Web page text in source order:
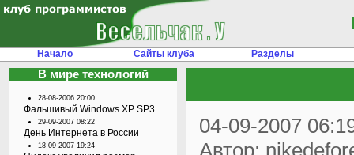
Начало Сайты клуба Разделы
В мире технологий
28-08-2006 20:00
Фальшивый Windows XP SP3
29-09-2007 08:22
День Интернета в России
18-09-2007 19:24
04-09-2007
Автор: